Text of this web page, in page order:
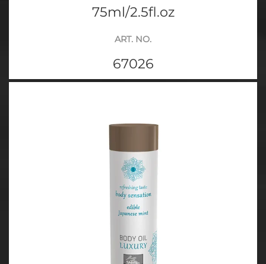
75ml/2.5fl.oz
ART. NO.
67026